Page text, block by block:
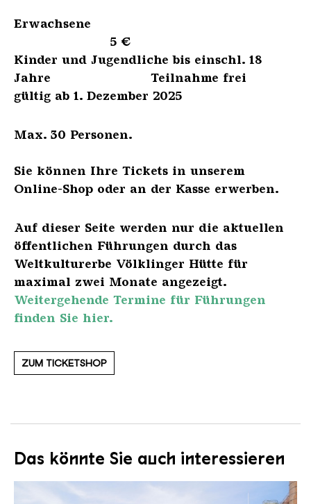
Erwachsene
5 €
Kinder und Jugendliche bis einschl. 18
Jahre Teilnahme frei
gültig ab 1. Dezember 2025
Max. 30 Personen.
Sie können Ihre Tickets in unserem
Online-Shop oder an der Kasse erwerben.
Auf dieser Seite werden nur die aktuellen
öffentlichen Führungen durch das
Weltkulturerbe Völklinger Hütte für
maximal zwei Monate angezeigt.
Weitergehende Termine für Führungen
finden Sie hier.
ZUM TICKETSHOP
Das könnte Sie auch interessieren